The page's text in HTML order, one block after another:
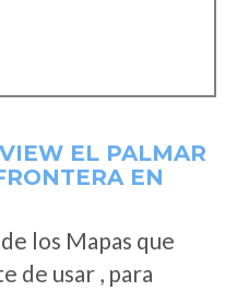
EL PALMAR
EN
los Mapas que
de usar , para